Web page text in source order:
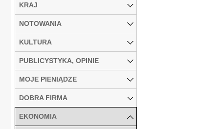
KRAJ
NOTOWANIA
KULTURA
PUBLICYSTYKA, OPINIE
MOJE PIENIĄDZE
DOBRA FIRMA
EKONOMIA